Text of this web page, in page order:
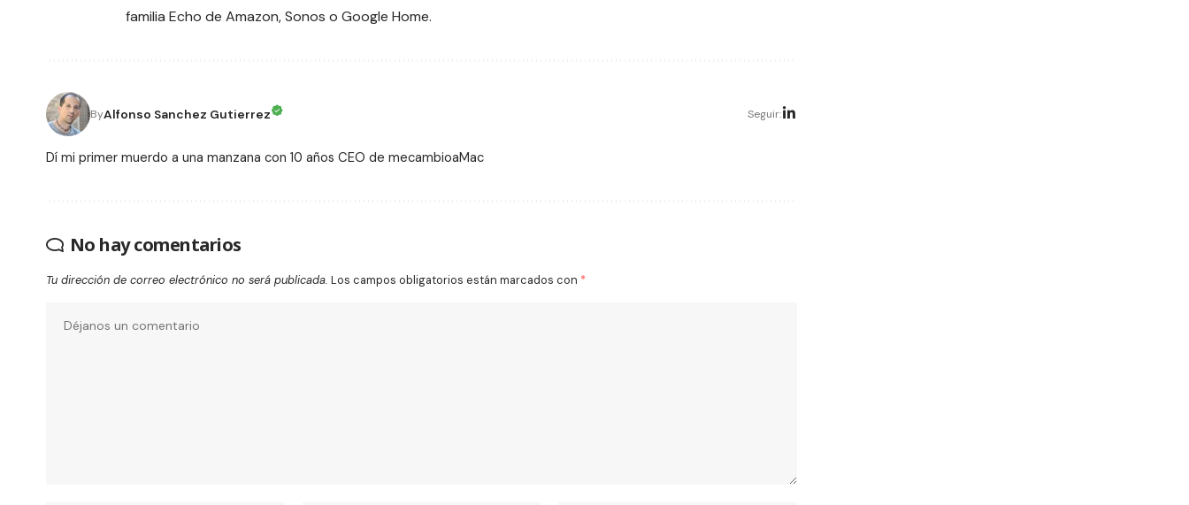
familia Echo de Amazon, Sonos o Google Home.
ByAlfonso Sanchez Gutierrez Seguir:
Dí mi primer muerdo a una manzana con 10 años CEO de mecambioaMac
No hay comentarios
Tu dirección de correo electrónico no será publicada. Los campos obligatorios están marcados con *